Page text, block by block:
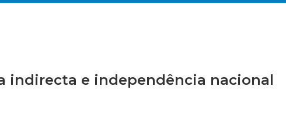
indirecta e independência nacional